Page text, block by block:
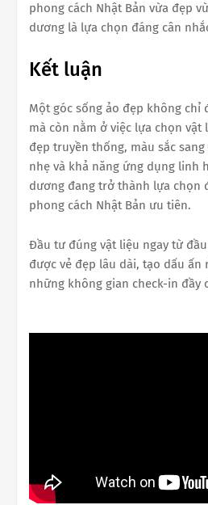
phong cách Nhật Bản vừa đẹp
dương là lựa chọn đáng cân
Kết luận
Một góc sống ảo đẹp không chỉ
mà còn nằm ở việc lựa chọn vật
đẹp truyền thống, màu sắc
nhẹ và khả năng ứng dụng linh
dương đang trở thành lựa chọn
phong cách Nhật Bản ưu tiên.
Đầu tư đúng vật liệu ngay từ
được vẻ đẹp lâu dài, tạo dấu ấn
những không gian check-in đầy